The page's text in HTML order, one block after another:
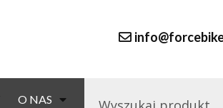
O NAS